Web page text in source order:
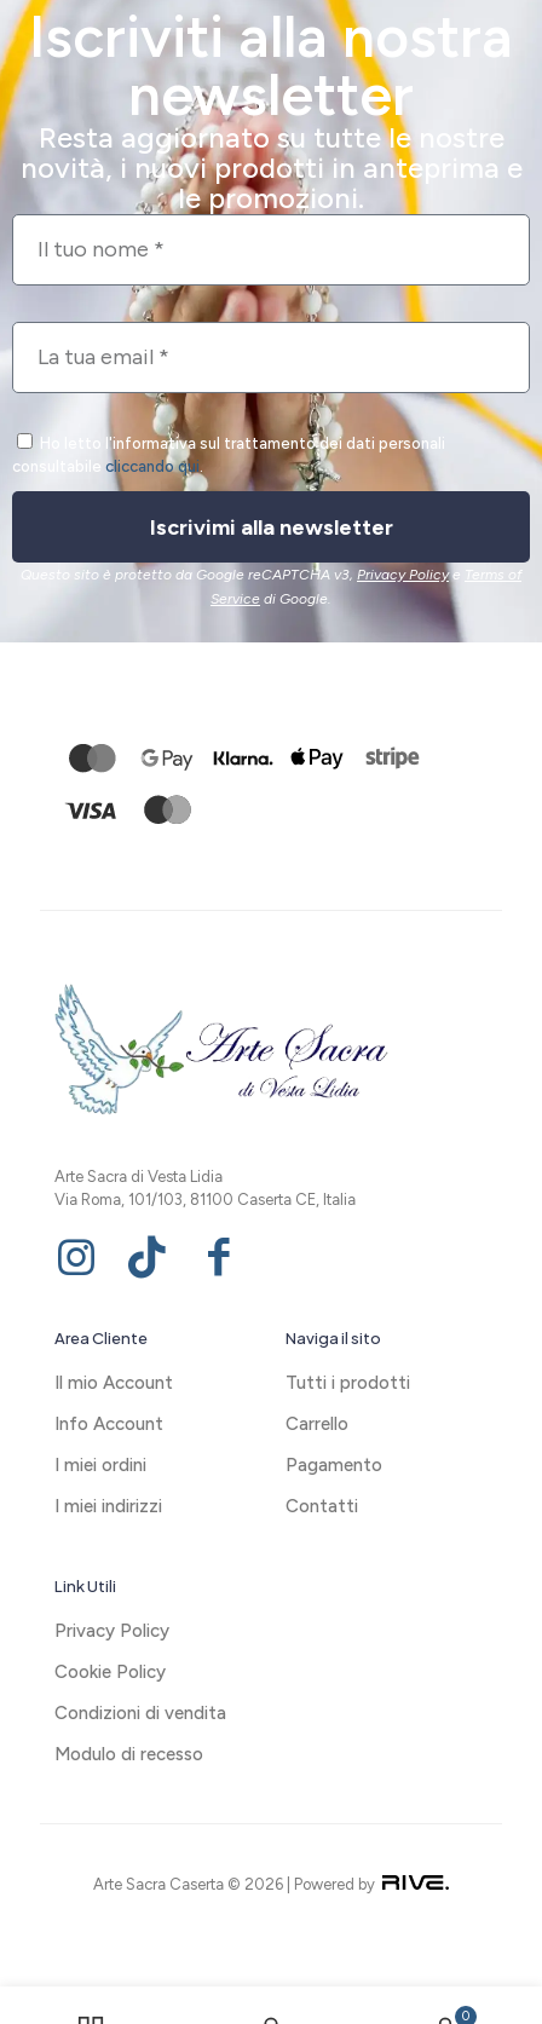
Iscriviti alla nostra
newsletter
Resta aggiornato su tutte le nostre
novità, i nuovi prodotti in anteprima e
le promozioni.
Ho letto l'informativa sul trattamento dei dati personali
consultabile cliccando qui.
Iscrivimi alla newsletter
Questo sito è protetto da Google reCAPTCHA v3, Privacy Policye Terms of
Service di Google.
Arte Sacra di Vesta Lidia
Via Roma, 101/103, 81100 Caserta CE, Italia
Area Cliente
Il mio Account
Info Account
I miei ordini
I miei indirizzi
Naviga il sito
Tutti i prodotti
Carrello
Pagamento
Contatti
Link Utili
Privacy Policy
Cookie Policy
Condizioni di vendita
Modulo di recesso
Arte Sacra Caserta © 2026 | Powered by
0